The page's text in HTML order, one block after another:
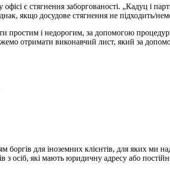
є стягнення заборгованості. „Кадуц і
якщо досудове стягнення не підходить/
простим і недорогим, за допомогою
отримати виконавчий лист, який за
для іноземних клієнтів, для яких ми
з осіб, які мають юридичну адресу або